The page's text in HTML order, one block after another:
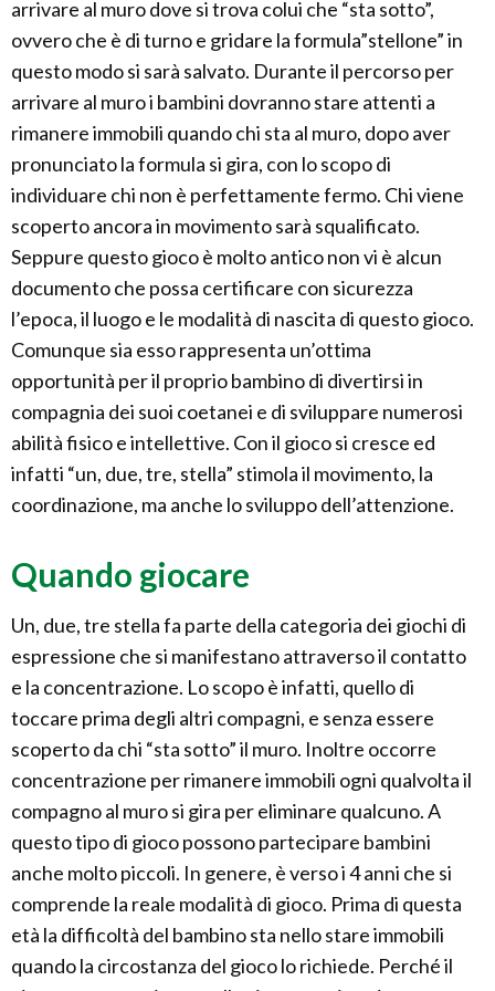
arrivare al muro dove si trova colui che “sta sotto”,
ovvero che è di turno e gridare la formula”stellone” in
questo modo si sarà salvato. Durante il percorso per
arrivare al muro i bambini dovranno stare attenti a
rimanere immobili quando chi sta al muro, dopo aver
pronunciato la formula si gira, con lo scopo di
individuare chi non è perfettamente fermo. Chi viene
scoperto ancora in movimento sarà squalificato.
Seppure questo gioco è molto antico non vi è alcun
documento che possa certificare con sicurezza
l’epoca, il luogo e le modalità di nascita di questo gioco.
Comunque sia esso rappresenta un’ottima
opportunità per il proprio bambino di divertirsi in
compagnia dei suoi coetanei e di sviluppare numerosi
abilità fisico e intellettive. Con il gioco si cresce ed
infatti “un, due, tre, stella” stimola il movimento, la
coordinazione, ma anche lo sviluppo dell’attenzione.
Quando giocare
Un, due, tre stella fa parte della categoria dei giochi di
espressione che si manifestano attraverso il contatto
e la concentrazione. Lo scopo è infatti, quello di
toccare prima degli altri compagni, e senza essere
scoperto da chi “sta sotto” il muro. Inoltre occorre
concentrazione per rimanere immobili ogni qualvolta il
compagno al muro si gira per eliminare qualcuno. A
questo tipo di gioco possono partecipare bambini
anche molto piccoli. In genere, è verso i 4 anni che si
comprende la reale modalità di gioco. Prima di questa
età la difficoltà del bambino sta nello stare immobili
quando la circostanza del gioco lo richiede. Perché il